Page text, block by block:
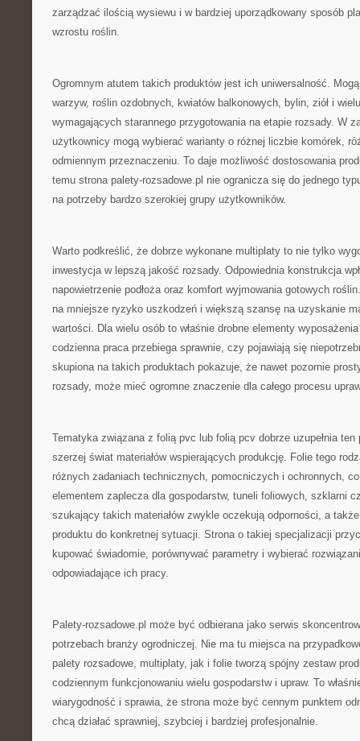
zarządzać ilością wysiewu i w bardziej uporządkowany sposób
wzrostu roślin.
Ogromnym atutem takich produktów jest ich uniwersalność.
warzyw, roślin ozdobnych, kwiatów balkonowych, bylin, ziół i
wymagających starannego przygotowania na etapie rozsady. W
użytkownicy mogą wybierać warianty o różnej liczbie komórek,
odmiennym przeznaczeniu. To daje możliwość dostosowania
temu strona palety-rozsadowe.pl nie ogranicza się do jednego
na potrzeby bardzo szerokiej grupy użytkowników.
Warto podkreślić, że dobrze wykonane multiplaty to nie tylko
inwestycja w lepszą jakość rozsady. Odpowiednia konstrukcja
napowietrzenie podłoża oraz komfort wyjmowania gotowych
na mniejsze ryzyko uszkodzeń i większą szansę na uzyskanie
wartości. Dla wielu osób to właśnie drobne elementy
codzienna praca przebiega sprawnie, czy pojawiają się
skupiona na takich produktach pokazuje, że nawet pozornie
rozsady, może mieć ogromne znaczenie dla całego procesu
Tematyka związana z folią pvc lub folią pcv dobrze uzupełnia
szerzej świat materiałów wspierających produkcję. Folie tego
różnych zadaniach technicznych, pomocniczych i ochronnych,
elementem zaplecza dla gospodarstw, tuneli foliowych, szklarni
szukający takich materiałów zwykle oczekują odporności, a
produktu do konkretnej sytuacji. Strona o takiej specjalizacji
kupować świadomie, porównywać parametry i wybierać
odpowiadające ich pracy.
Palety-rozsadowe.pl może być odbierana jako serwis
potrzebach branży ogrodniczej. Nie ma tu miejsca na
palety rozsadowe, multiplaty, jak i folie tworzą spójny zestaw
codziennym funkcjonowaniu wielu gospodarstw i upraw. To
wiarygodność i sprawia, że strona może być cennym punktem
chcą działać sprawniej, szybciej i bardziej profesjonalnie.